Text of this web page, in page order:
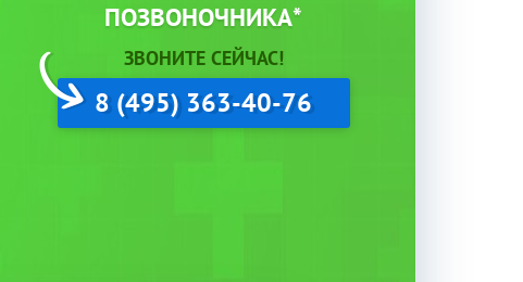
ПОЗВОНОЧНИКА*
ЗВОНИТЕ СЕЙЧАС!
8 (495) 363-40-76